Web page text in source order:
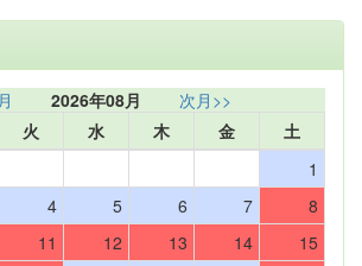
2026年08月
次月>>
火 水 木 金
土
1
4 5 6 7
8
11 12 13 14
15